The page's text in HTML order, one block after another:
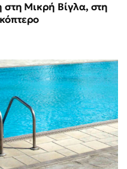
Μικρή Βίγλα, στη